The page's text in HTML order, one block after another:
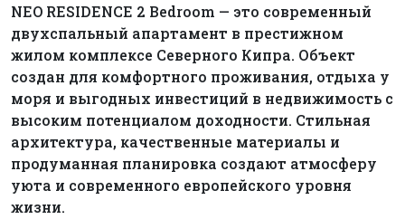
NEO RESIDENCE 2 Bedroom — это современный
двухспальный апартамент в престижном
жилом комплексе Северного Кипра. Объект
создан для комфортного проживания, отдыха у
моря и выгодных инвестиций в недвижимость с
высоким потенциалом доходности. Стильная
архитектура, качественные материалы и
продуманная планировка создают атмосферу
уюта и современного европейского уровня
жизни.